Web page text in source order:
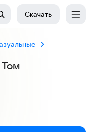
Скачать